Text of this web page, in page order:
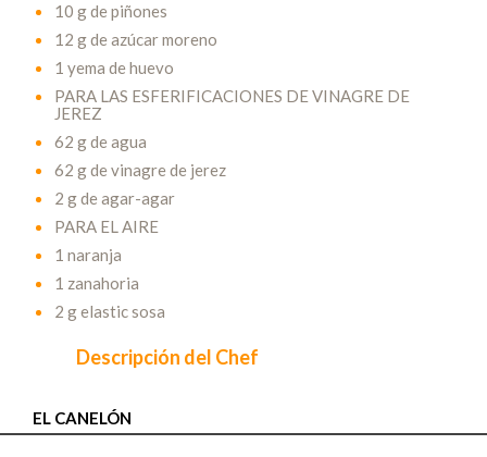
10 g de piñones
12 g de azúcar moreno
1 yema de huevo
PARA LAS ESFERIFICACIONES DE VINAGRE DE
JEREZ
62 g de agua
62 g de vinagre de jerez
2 g de agar-agar
PARA EL AIRE
1 naranja
1 zanahoria
2 g elastic sosa
Descripción del Chef
EL CANELÓN